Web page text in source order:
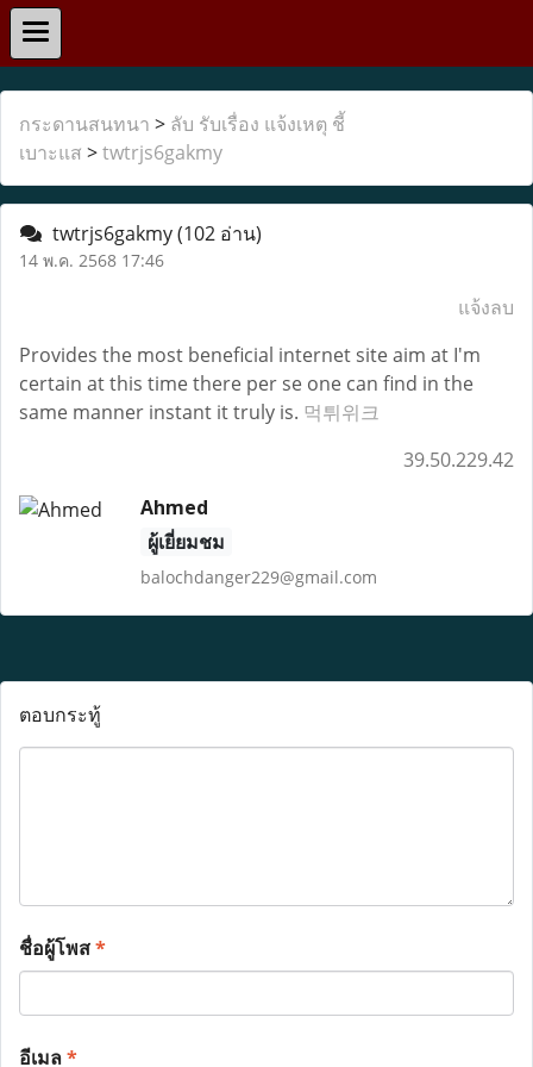
กระดานสนทนา > ลับ รับเรื่อง แจ้งเหตุ ชี้
เบาะแส >twtrjs6gakmy
twtrjs6gakmy(102 อ่าน)
14 พ.ค. 2568 17:46
แจ้งลบ
Provides the most beneficial internet site aim at I'm
certain at this time there per se one can find in the
same manner instant it truly is. 먹튀위크
39.50.229.42
Ahmed
ผู้เยี่ยมชม
balochdanger229@gmail.com
ตอบกระทู้
ชื่อผู้โพส*
อีเมล*